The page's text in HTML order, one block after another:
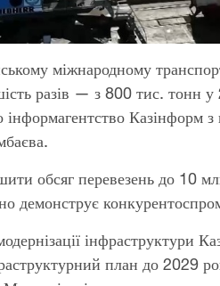
міжнародному
разів — з 800 тис. тонн
Казінформ
обсяг перевезень до 10
демонструє
інфраструктури
план до 2029